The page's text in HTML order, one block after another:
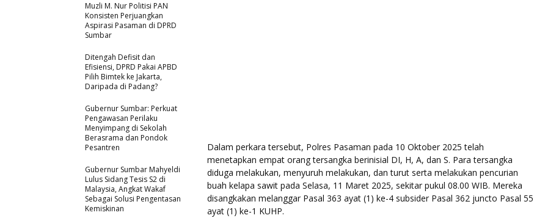
Dalam perkara tersebut, Polres Pasaman pada 10 Oktober 2025 telah
menetapkan empat orang tersangka berinisial DI, H, A, dan S. Para tersangka
diduga melakukan, menyuruh melakukan, dan turut serta melakukan pencurian
buah kelapa sawit pada Selasa, 11 Maret 2025, sekitar pukul 08.00 WIB. Mereka
disangkakan melanggar Pasal 363 ayat (1) ke-4 subsider Pasal 362 juncto Pasal 55
ayat (1) ke-1 KUHP.
Muzli M. Nur Politisi PAN
Konsisten Perjuangkan
Aspirasi Pasaman di DPRD
Sumbar
Ditengah Defisit dan
Efisiensi, DPRD Pakai APBD
Pilih Bimtek ke Jakarta,
Daripada di Padang?
Gubernur Sumbar: Perkuat
Pengawasan Perilaku
Menyimpang di Sekolah
Berasrama dan Pondok
Pesantren
Gubernur Sumbar Mahyeldi
Lulus Sidang Tesis S2 di
Malaysia, Angkat Wakaf
Sebagai Solusi Pengentasan
Kemiskinan